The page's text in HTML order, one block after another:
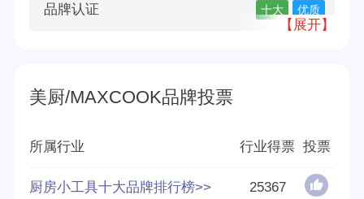
品牌认证 十大 优质
品牌源地
创立时间 2011年
分享量 正在搜集整理
【展开】
美厨/MAXCOOK品牌投票
所属行业 行业得票 投票
厨房小工具十大品牌排行榜>> 25367